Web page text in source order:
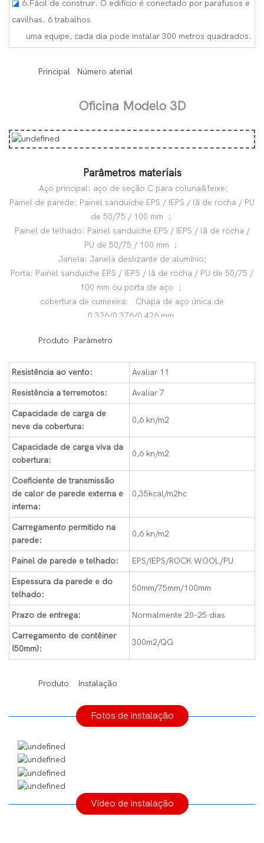
◪ 6.Fácil de construir. O edifício é conectado por parafusos e
cavilhas. 6 trabalhos
uma equipe, cada dia pode instalar 300 metros quadrados.
Principal Número aterial
Oficina Modelo 3D
Parâmetros materiais
Aço principal: aço de seção C para coluna&feixe;
Painel de parede: Painel sanduíche EPS / IEPS / lã de rocha / PU
de 50/75 / 100 mm ；
Painel de telhado: Painel sanduíche EPS / IEPS / lã de rocha /
PU de 50/75 / 100 mm ；
Janela: Janela deslizante de alumínio;
Porta: Painel sanduíche EPS / IEPS / lã de rocha / PU de 50/75 /
100 mm ou porta de aço ；
cobertura de cumeeira: Chapa de aço única de
0,326/0,376/0,426 mm.
Produto Parâmetro
Resistência ao vento: Avaliar 11
Resistência a terremotos: Avaliar 7
Capacidade de carga de
neve da cobertura:
0,6 kn/m2
Capacidade de carga viva da
cobertura:
0,6 kn/m2
Coeficiente de transmissão
de calor de parede externa e
interna:
0,35kcal/m2hc
Carregamento permitido na
parede:
0,6 kn/m2
Painel de parede e telhado: EPS/IEPS/ROCK WOOL/PU
Espessura da parede e do
telhado:
50mm/75mm/100mm
Prazo de entrega: Normalmente 20-25 dias
Carregamento de contêiner
(50mm):
300m2/QG
Produto Instalação
Fotos de instalação
Vídeo de instalação